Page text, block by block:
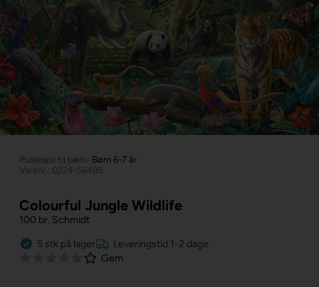
Puslespil til børn Børn 6-7 år
Varenr.: 0224-56485
Colourful Jungle Wildlife
100 br. Schmidt
5 stk på lager
Leveringstid 1-2 dage
Gem